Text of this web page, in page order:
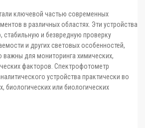
ключевой частью современных
в различных областях. Эти устройства
стабильную и безвредную проверку
и других световых особенностей,
важны для мониторинга химических,
факторов. Спектрофотометр
устройства практически во
биологических или биологических